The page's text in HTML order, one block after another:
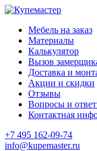
Мебель на заказ
Материалы
Калькулятор
Вызов
Доставка и
Акции и скидки
Отзывы
Вопросы и
Контактная
+7 495 162-09-74
info@kupemaster.ru